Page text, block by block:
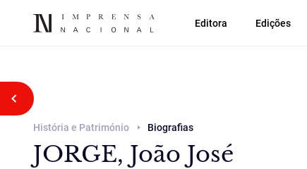
Editora Edições
Voltar atrás
História e Património Biografias
JORGE, João José